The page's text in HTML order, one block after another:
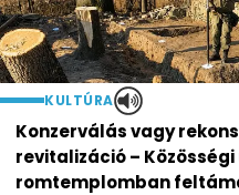
KULTÚRA
Konzerválás vagy
revitalizáció –
romtemplomban